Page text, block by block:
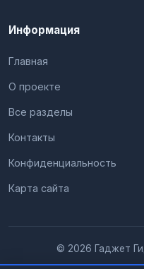
Информация
Главная
О проекте
Все разделы
Контакты
Конфиденциальность
Карта сайта
© 2026 Гаджет